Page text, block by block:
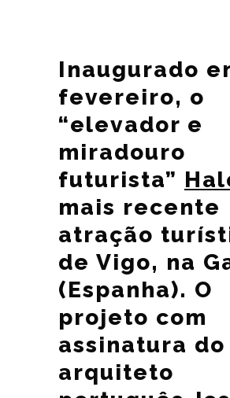
Inaugurado
fevereiro, o
“elevador e
miradouro
futurista”
mais recente
atração
de Vigo, na
(Espanha). O
projeto com
assinatura do
arquiteto